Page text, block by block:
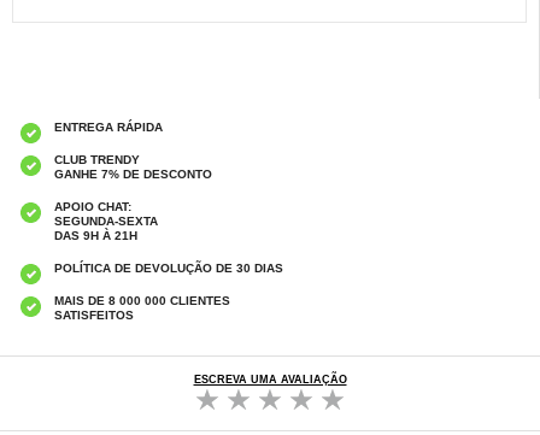
ENTREGA RÁPIDA
CLUB TRENDY
GANHE 7% DE DESCONTO
APOIO CHAT:
SEGUNDA-SEXTA
DAS 9H À 21H
POLÍTICA DE DEVOLUÇÃO DE 30 DIAS
MAIS DE 8 000 000 CLIENTES
SATISFEITOS
ESCREVA UMA AVALIAÇÃO